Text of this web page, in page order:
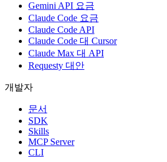
Gemini API 요금
Claude Code 요금
Claude Code API
Claude Code 대 Cursor
Claude Max 대 API
Requesty 대안
개발자
문서
SDK
Skills
MCP Server
CLI